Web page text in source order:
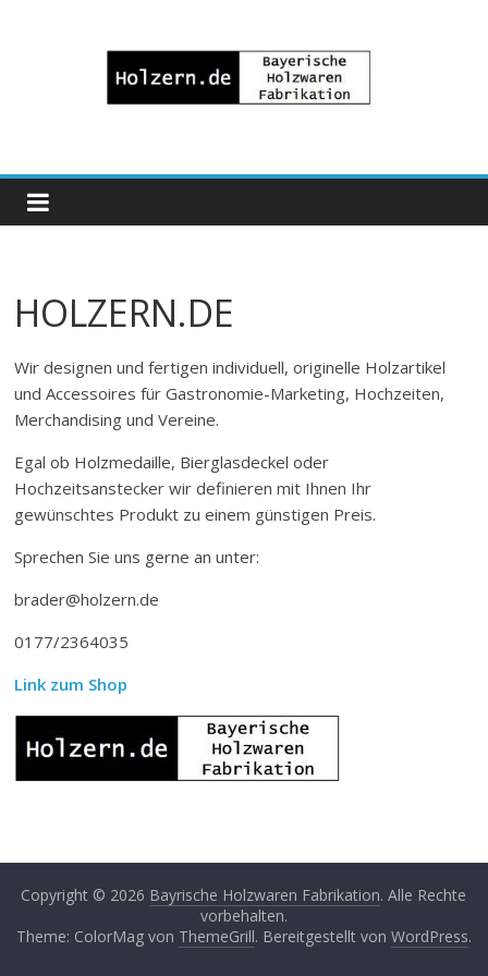
Bayrische
Holzwaren
Fabrikation
HOLZERN.DE
Wir designen und fertigen individuell, originelle Holzartikel
und Accessoires für Gastronomie-Marketing, Hochzeiten,
Merchandising und Vereine.
Egal ob Holzmedaille, Bierglasdeckel oder
Hochzeitsanstecker wir definieren mit Ihnen Ihr
gewünschtes Produkt zu einem günstigen Preis.
Sprechen Sie uns gerne an unter:
brader@holzern.de
0177/2364035
Link zum Shop
Copyright © 2026 Bayrische Holzwaren Fabrikation. Alle Rechte
vorbehalten.
Theme: ColorMag von ThemeGrill. Bereitgestellt von WordPress.